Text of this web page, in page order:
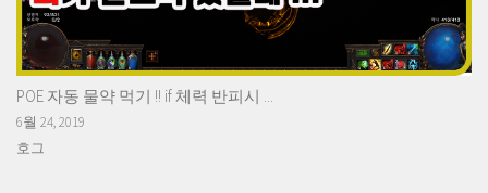
POE 자동 물약 먹기 !! if 체력 반피시 ...
6월 24, 2019
호그